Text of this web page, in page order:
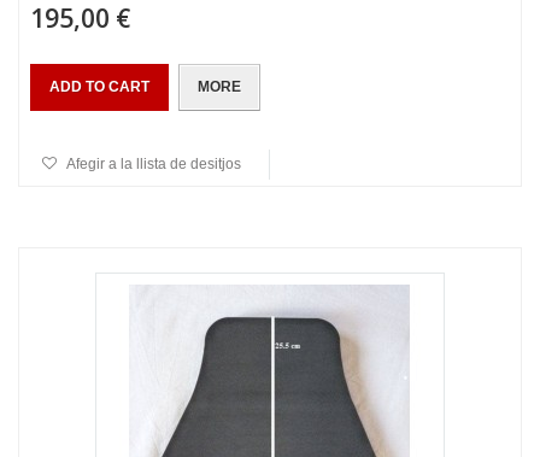
195,00 €
ADD TO CART MORE
Afegir a la llista de desitjos